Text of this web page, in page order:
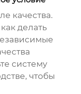
качества.
делать
систему
чтобы